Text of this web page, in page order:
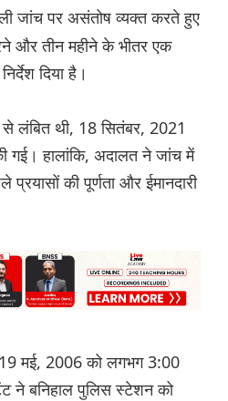
जांच पर असंतोष व्यक्त करते हुए
और तीन महीने के भीतर एक
दिया है।
से लंबित थी, 18 सितंबर, 2021
गई। हालांकि, अदालत ने जांच में
प्रयासों की पूर्णता और ईमानदारी
19 मई, 2006 को लगभग 3:00
बनिहाल पुलिस स्टेशन को